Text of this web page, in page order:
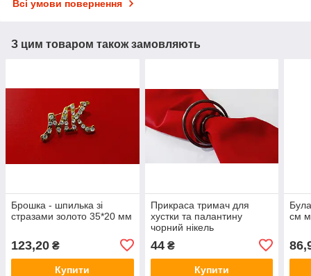
Всі умови повернення
З цим товаром також замовляють
Брошка - шпилька зі
стразами золото 35*20 мм
123,20 ₴
Купити
Прикраса тримач для
хустки та палантину
чорний нікель
44₴
Купити
см